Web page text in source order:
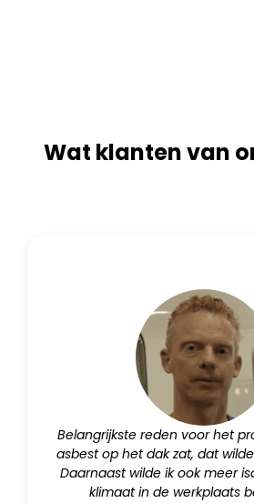
Wat klanten van
Belangrijkste reden voor het
asbest op het dak zat, dat
Daarnaast wilde ik ook meer
klimaat in de werkplaats